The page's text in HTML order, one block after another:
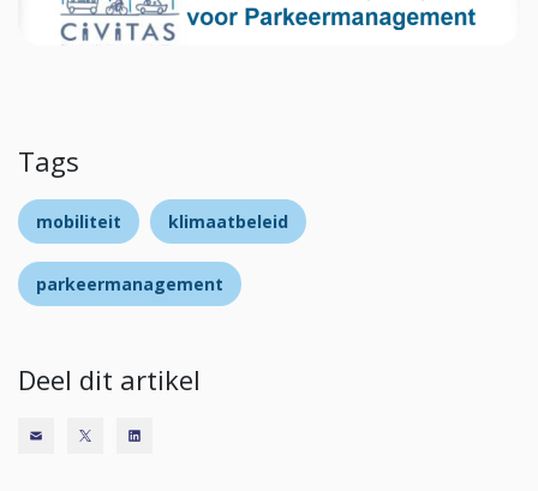
Tags
mobiliteit klimaatbeleid
parkeermanagement
Deel dit artikel